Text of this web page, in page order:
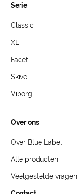
Serie
Classic
XL
Facet
Skive
Viborg
Over ons
Over Blue Label
Alle producten
Veelgestelde vragen